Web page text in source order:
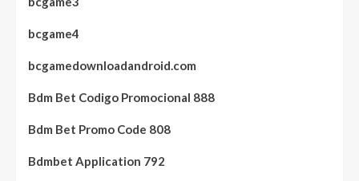
bcgame4
bcgamedownloadandroid.com
Bdm Bet Codigo Promocional 888
Bdm Bet Promo Code 808
Bdmbet Application 792